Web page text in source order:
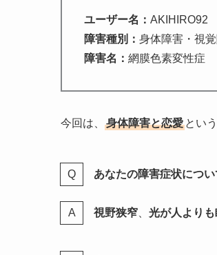
ユーザー名： AKIHIRO92
障害種別： 身体障害・視
障害名： 網膜色素変性症
今回は、 身体障害と恋愛 とい
あなたの障害症状につい
視野狭窄 光が人より